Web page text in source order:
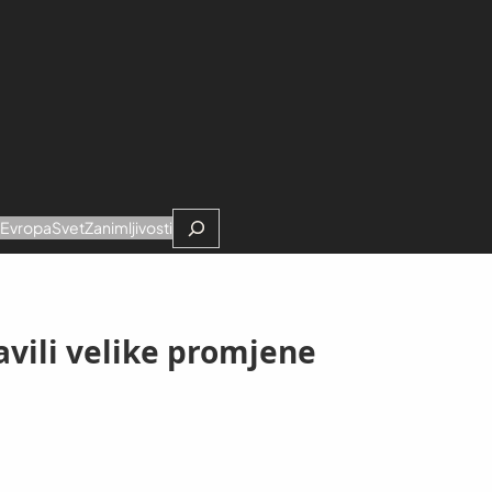
EvropaSvetZanimljivostiSearch
velike promjene